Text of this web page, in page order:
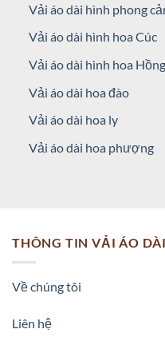
Vải áo dài hình phong
Vải áo dài hình hoa Cúc
Vải áo dài hình hoa Hồng
Vải áo dài hoa đào
Vải áo dài hoa ly
Vải áo dài hoa phượng
THÔNG TIN VẢI ÁO
Về chúng tôi
Liên hệ